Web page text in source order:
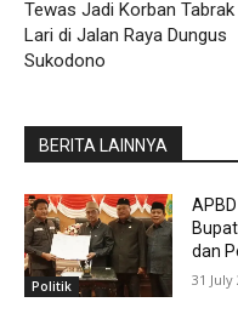
Tewas Jadi Korban Tabrak
Lari di Jalan Raya Dungus
Sukodono
BERITA LAINNYA
Politik
dan
31 July